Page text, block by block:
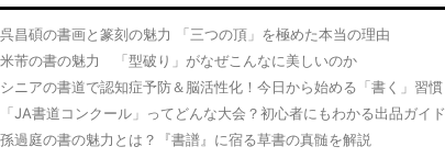
呉昌碩の書画と篆刻の魅力 「三つの頂」を極めた本当の理由
米芾の書の魅力 「型破り」がなぜこんなに美しいのか
シニアの書道で認知症予防＆脳活性化！今日から始める「書く」習慣
「JA書道コンクール」ってどんな大会？初心者にもわかる出品ガイド
孫過庭の書の魅力とは？『書譜』に宿る草書の真髄を解説